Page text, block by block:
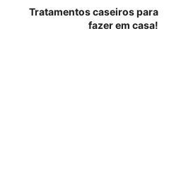
Tratamentos caseiros para
fazer em casa!